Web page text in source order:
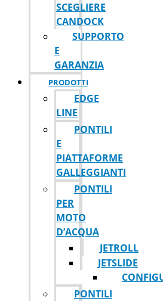
SCEGLIERE
CANDOCK
SUPPORTO
E
GARANZIA
PRODOTTI
EDGE
LINE
PONTILI
E
PIATTAFORME
GALLEGGIANTI
PONTILI
PER
MOTO
D’ACQUA
JETROLL
JETSLIDE
PONTILI